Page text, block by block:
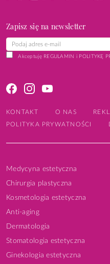
Zapisz się na newsletter
Akceptuję REGULAMIN i POLITYKĘ
KONTAKT O NAS
POLITYKA PRYWATNOŚCI
Medycyna estetyczna
Chirurgia plastyczna
Kosmetologia estetyczna
Anti-aging
Dermatologia
Stomatologia estetyczna
Ginekologia estetyczna